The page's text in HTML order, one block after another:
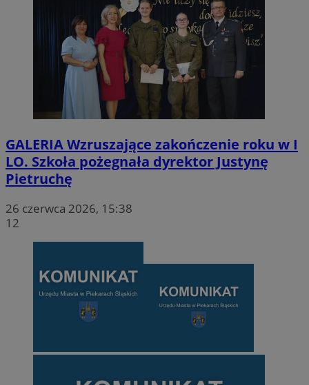
GALERIAWzruszające zakończenie roku w I
LO. Szkoła pożegnała dyrektor Justynę
Pietruchę
26 czerwca 2026, 15:38
12